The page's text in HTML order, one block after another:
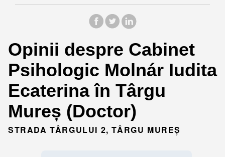
Opinii despre Cabinet
Psihologic Molnár Iudita
Ecaterina în Târgu
Mureș (Doctor)
STRADA TÂRGULUI 2, TÂRGU MUREȘ